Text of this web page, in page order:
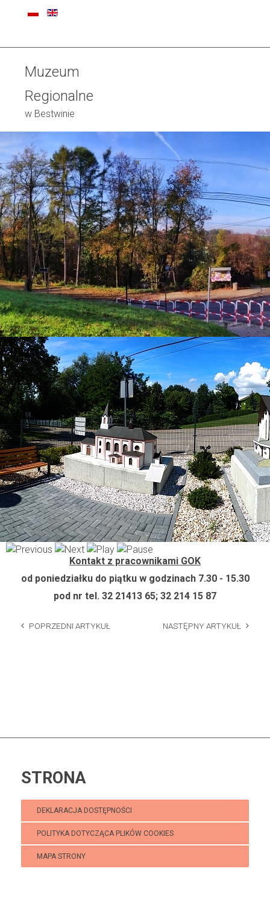
Muzeum
Regionalne
w Bestwinie
15 kwiecień 2021
Komunikat
Kategoria: Aktualności Super User Odsłony: 2128
W związku z sytuacją epidemiologiczną kraju oraz
rozporządzeniem Prezesa Rady Ministrów
do 25 kwietnia 2021 roku
Gminny Ośrodek Kultury oraz Muzeum Regionalne w
Bestwinie zawieszają stacjonarną działalność sekcji i grup
artystycznych, jak również bezpośrednią obsługę
interesantów.
Kontakt z pracownikami GOK
od poniedziałku do piątku w godzinach 7.30 - 15.30
pod nr tel. 32 21413 65; 32 214 15 87
POPRZEDNI ARTYKUŁ NASTĘPNY ARTYKUŁ
STRONA
DEKLARACJA DOSTĘPNOŚCI
POLITYKA DOTYCZĄCA PLIKÓW COOKIES
MAPA STRONY